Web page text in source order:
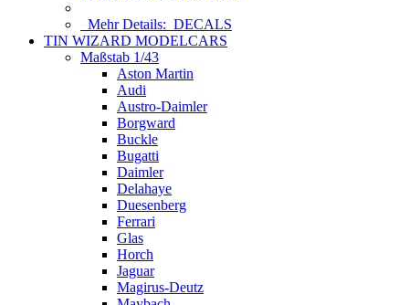
Mehr Details: DECALS
TIN WIZARD MODELCARS
Maßstab 1/43
Aston Martin
Audi
Austro-Daimler
Borgward
Buckle
Bugatti
Daimler
Delahaye
Duesenberg
Ferrari
Glas
Horch
Jaguar
Magirus-Deutz